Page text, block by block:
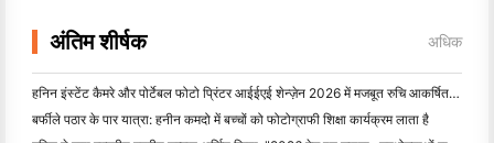
अंतिम शीर्षक अधिक
हनिन इंस्टेंट कैमरे और पोर्टेबल फोटो प्रिंटर आईईएई शेन्ज़ेन 2026 में मजबूत रुचि आकर्षित करते हैं
बर्फीले पठार के पार यात्रा: हनीन कमदो में बच्चों को फोटोग्राफी शिक्षा कार्यक्रम लाता है